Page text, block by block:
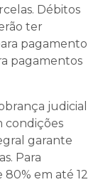
Débitos
ter
pagamento
pagamentos
judicial
condições
garante
Para
80% em até 12